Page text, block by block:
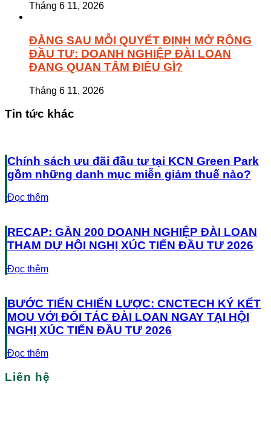
Tháng 6 11, 2026
ĐẰNG SAU MỖI QUYẾT ĐỊNH MỞ RỘNG
ĐẦU TƯ: DOANH NGHIỆP ĐÀI LOAN
ĐANG QUAN TÂM ĐIỀU GÌ?
Tháng 6 11, 2026
Tin tức khác
Chính sách ưu đãi đầu tư tại KCN Green Park
gồm những danh mục miễn giảm thuế nào?
Đọc thêm
RECAP: GẦN 200 DOANH NGHIỆP ĐÀI LOAN
THAM DỰ HỘI NGHỊ XÚC TIẾN ĐẦU TƯ 2026
Đọc thêm
BƯỚC TIẾN CHIẾN LƯỢC: CNCTECH KÝ KẾT
MOU VỚI ĐỐI TÁC ĐÀI LOAN NGAY TẠI HỘI
NGHỊ XÚC TIẾN ĐẦU TƯ 2026
Đọc thêm
Liên hệ